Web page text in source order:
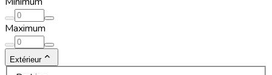
Maximum
Extérieur